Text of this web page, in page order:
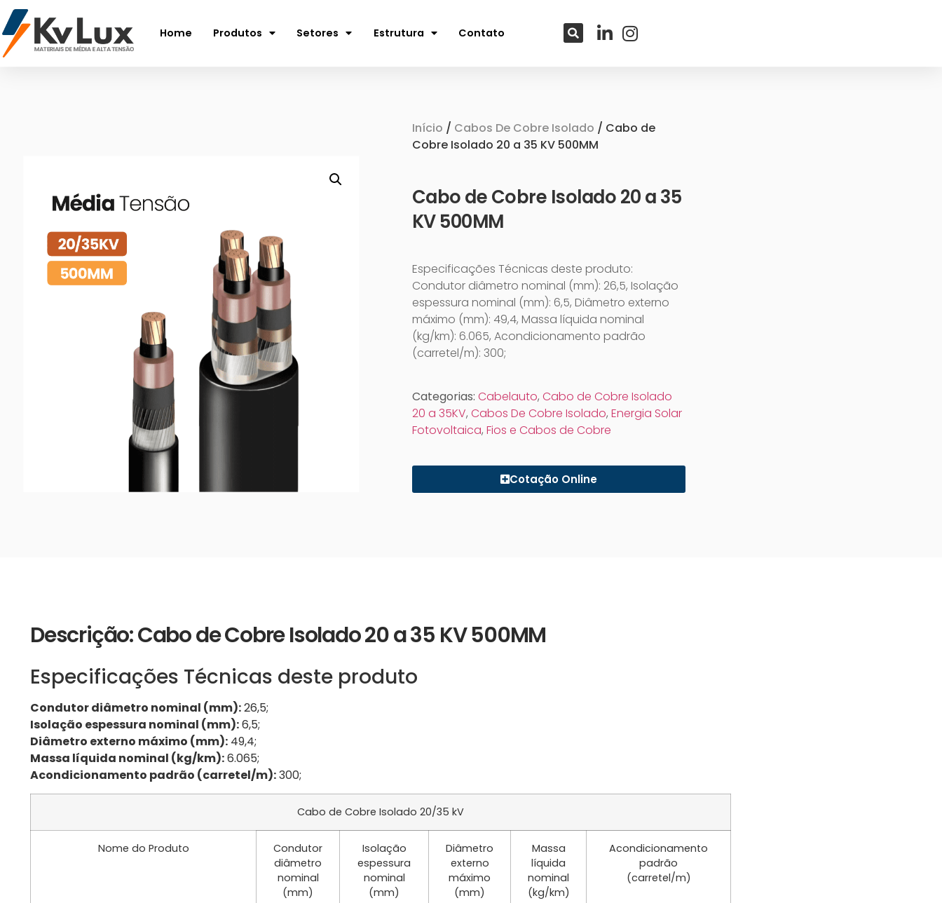
Home Produtos Setores Estrutura Contato
Início / Cabos De Cobre Isolado / Cabo de
Cobre Isolado 20 a 35 KV 500MM
Cabo de Cobre Isolado 20 a 35
KV 500MM
Especificações Técnicas deste produto:
Condutor diâmetro nominal (mm): 26,5, Isolação
espessura nominal (mm): 6,5, Diâmetro externo
máximo (mm): 49,4, Massa líquida nominal
(kg/km): 6.065, Acondicionamento padrão
(carretel/m): 300;
Categorias: Cabelauto, Cabo de Cobre Isolado
20 a 35KV, Cabos De Cobre Isolado, Energia Solar
Fotovoltaica, Fios e Cabos de Cobre
Cotação Online
Descrição: Cabo de Cobre Isolado 20 a 35 KV 500MM
Especificações Técnicas deste produto
Condutor diâmetro nominal (mm):26,5;
Isolação espessura nominal (mm):6,5;
Diâmetro externo máximo (mm): 49,4;
Massa líquida nominal (kg/km):6.065;
Acondicionamento padrão (carretel/m):300;
Cabo de Cobre Isolado 20/35 kV
Nome do Produto
Condutor
diâmetro
nominal
(mm)
Isolação
espessura
nominal
(mm)
Diâmetro
externo
máximo
(mm)
Massa
líquida
nominal
(kg/km)
Acondicionamento
padrão
(carretel/m)